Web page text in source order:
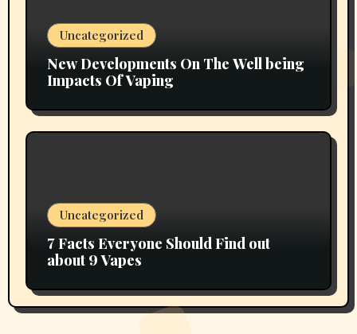
Uncategorized
New Developments On The Well being
Impacts Of Vaping
Uncategorized
7 Facts Everyone Should Find out
about 9 Vapes